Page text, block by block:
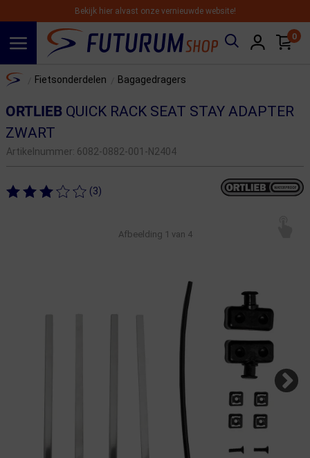
Bekijk hier alvast onze vernieuwde website!
0
Home Fietsonderdelen Bagagedragers
ORTLIEBQUICK RACK SEAT STAY ADAPTER
ZWART
Artikelnummer: 6082-0882-001-N2404
(3)
Afbeelding 1 van 4